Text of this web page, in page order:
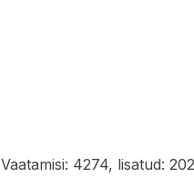
Vaatamisi: 4274, lisatud: